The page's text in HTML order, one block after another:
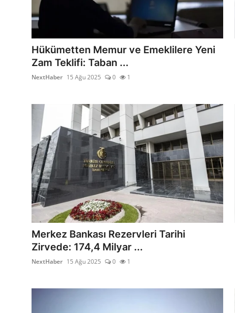
Hükümetten Memur ve Emeklilere Yeni
Zam Teklifi: Taban ...
NextHaber 15 Ağu 2025 0 1
Merkez Bankası Rezervleri Tarihi
Zirvede: 174,4 Milyar ...
NextHaber 15 Ağu 2025 0 1